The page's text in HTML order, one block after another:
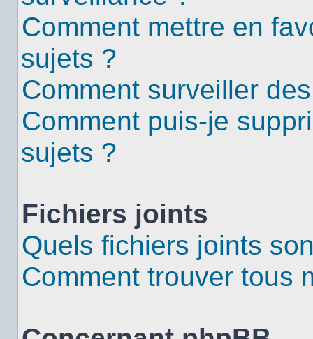
Comment mettre en
sujets ?
Comment surveiller
Comment puis-je
sujets ?
Fichiers joints
Quels fichiers joints
Comment trouver tous